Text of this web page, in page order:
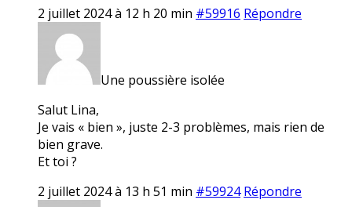
2 juillet 2024 à 12 h 20 min #59916 Répondre
Une poussière isolée
Salut Lina,
Je vais « bien », juste 2-3 problèmes, mais rien de
bien grave.
Et toi ?
2 juillet 2024 à 13 h 51 min #59924 Répondre